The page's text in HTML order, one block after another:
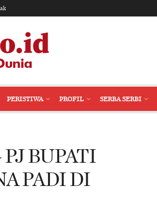
PERISTIWA PROFIL SERBA SERBI
BUPATI
PADI DI